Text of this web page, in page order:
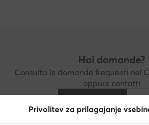
Hai domande?
Consulta le domande frequenti nel
oppure contatti
Privolitev za prilagajanje